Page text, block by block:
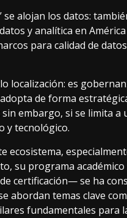
se alojan los datos:
y analítica en
para calidad de
localización: es
de forma
embargo, si se limita
y tecnológico.
ecosistema,
su programa
certificación— se ha
abordan temas clave
fundamentales para